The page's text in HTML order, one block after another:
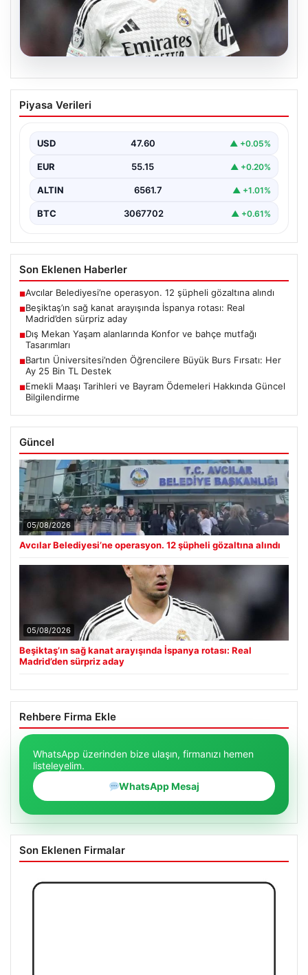
05.08.2026
Beşiktaş’ın sağ kanat arayışında
İspanya rotası: Real Madrid’den sürpriz
Muhammed Salah için sürdürülen görüşmelerin son
alternatif çözümlere hız…
Piyasa Verileri
USD 47.60 ▲ +0.05%
EUR 55.15 ▲ +0.20%
ALTIN 6561.7 ▲ +1.01%
BTC 3067702 ▲ +0.61%
Son Eklenen Haberler
■Avcılar Belediyesi’ne operasyon. 12 şüpheli gözaltına alındı
■Beşiktaş’ın sağ kanat arayışında İspanya rotası: Real
Madrid’den sürpriz aday
■Dış Mekan Yaşam alanlarında Konfor ve bahçe mutfağı
Tasarımları
■Bartın Üniversitesi’nden Öğrencilere Büyük Burs Fırsatı: Her
Ay 25 Bin TL Destek
■Emekli Maaşı Tarihleri ve Bayram Ödemeleri Hakkında Güncel
Bilgilendirme
Güncel
05/08/2026
Avcılar Belediyesi’ne operasyon. 12 şüpheli gözaltına alındı
05/08/2026
Beşiktaş’ın sağ kanat arayışında İspanya rotası: Real
Madrid’den sürpriz aday
Rehbere Firma Ekle
WhatsApp üzerinden bize ulaşın, firmanızı hemen
listeleyelim.
WhatsApp Mesaj
Son Eklenen Firmalar